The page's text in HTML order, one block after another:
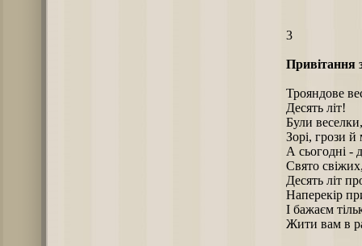
3
Привітання
Трояндове
Десять літ!
Були
Зорі, грози й
А сьогодні -
Свято
Десять літ
Наперекір
І бажаєм
Жити вам в